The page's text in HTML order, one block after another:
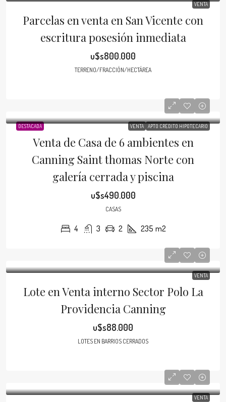
VENTA
Parcelas en venta en San Vicente con
escritura posesión inmediata
u$s800.000
TERRENO/FRACCIÓN/HECTÁREA
DESTACADA VENTA APTO CRÉDITO HIPOTECARIO
Venta de Casa de 6 ambientes en
Canning Saint thomas Norte con
galería cerrada y piscina
u$s490.000
CASAS
4 3 2 235 m2
VENTA
Lote en Venta interno Sector Polo La
Providencia Canning
u$s88.000
LOTES EN BARRIOS CERRADOS
VENTA